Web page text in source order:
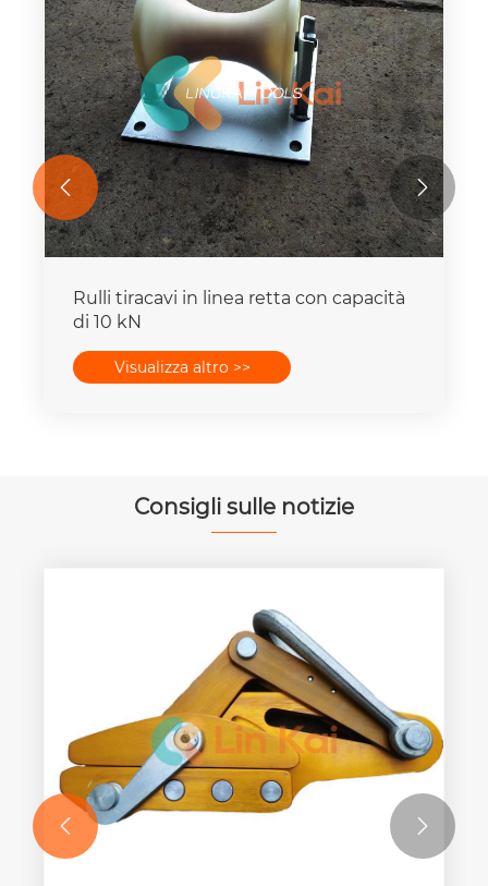
Rulli tiracavi in ​​linea retta con capacità
di 10 kN
Visualizza altro >>
 
Consigli sulle notizie
 